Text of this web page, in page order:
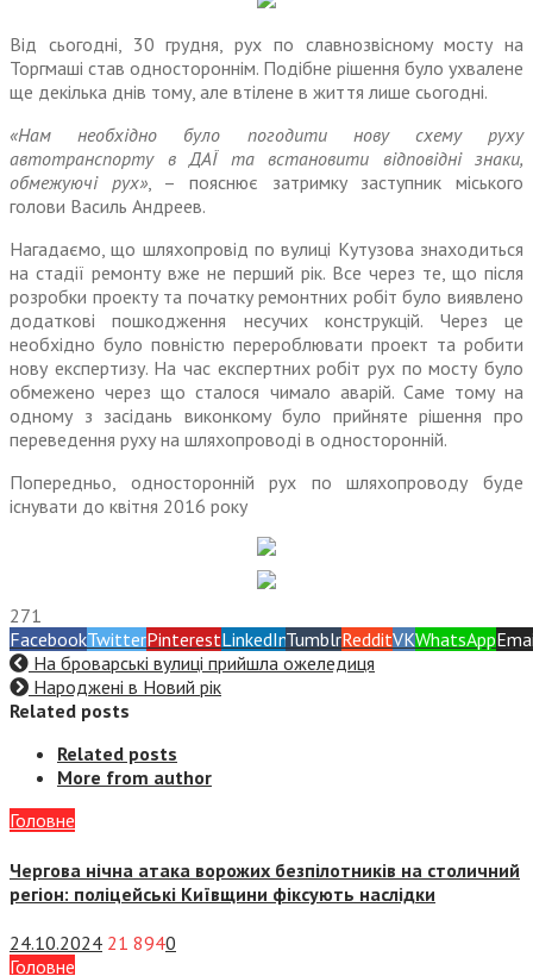
Від сьогодні, 30 грудня, рух по славнозвісному мосту на
Торгмаші став одностороннім. Подібне рішення було ухвалене
ще декілька днів тому, але втілене в життя лише сьогодні.
«Нам необхідно було погодити нову схему руху
автотранспорту в ДАЇ та встановити відповідні знаки,
обмежуючі рух», – пояснює затримку заступник міського
голови Василь Андреев.
Нагадаємо, що шляхопровід по вулиці Кутузова знаходиться
на стадії ремонту вже не перший рік. Все через те, що після
розробки проекту та початку ремонтних робіт було виявлено
додаткові пошкодження несучих конструкцій. Через це
необхідно було повністю перероблювати проект та робити
нову експертизу. На час експертних робіт рух по мосту було
обмежено через що сталося чимало аварій. Саме тому на
одному з засідань виконкому було прийняте рішення про
переведення руху на шляхопроводі в односторонній.
Попередньо, односторонній рух по шляхопроводу буде
існувати до квітня 2016 року
271
FacebookTwitterPinterestLinkedInTumblrRedditVKWhatsApp
На броварські вулиці прийшла ожеледиця
Народжені в Новий рік
Related posts
Related posts
More from author
Головне
Чергова нічна атака ворожих безпілотників на столичний
регіон: поліцейські Київщини фіксують наслідки
24.10.2024 21 8940
Головне